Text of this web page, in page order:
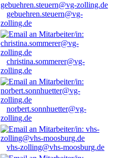
gebuehren.steuern@vg-
zolling.de
christina.sommerer@vg-
zolling.de
norbert.sonnhuetter@vg-
zolling.de
vhs-zolling@vhs-moosburg.de